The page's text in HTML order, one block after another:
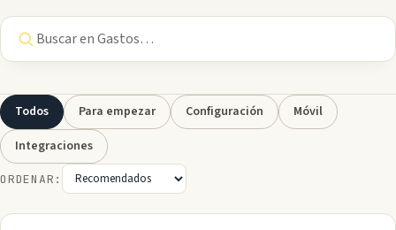
Todos Para empezar Configuración
Móvil
Integraciones
ORDENAR: